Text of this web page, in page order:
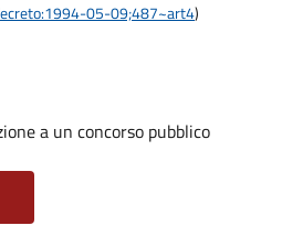
05-09;487~art4)
a un concorso pubblico